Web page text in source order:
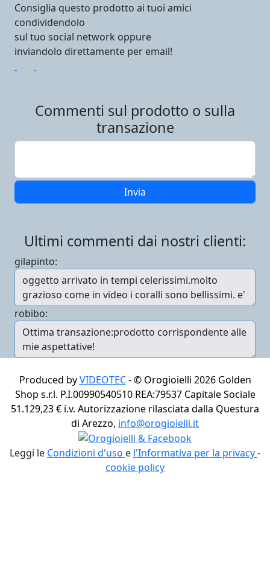
Consiglia questo prodotto ai tuoi amici
condividendolo
sul tuo social network oppure
inviandolo direttamente per email!
Commenti sul prodotto o sulla
transazione
Ultimi commenti dai nostri clienti:
gilapinto:
robibo:
Produced byVIDEOTEC - © Orogioielli 2026Golden
Shop s.r.l. P.I.00990540510 REA:79537 Capitale Sociale
51.129,23 € i.v. Autorizzazione rilasciata dalla Questura
di Arezzo, info@orogioielli.it
Leggi le Condizioni d'uso e l'Informativa per la privacy-
cookie policy